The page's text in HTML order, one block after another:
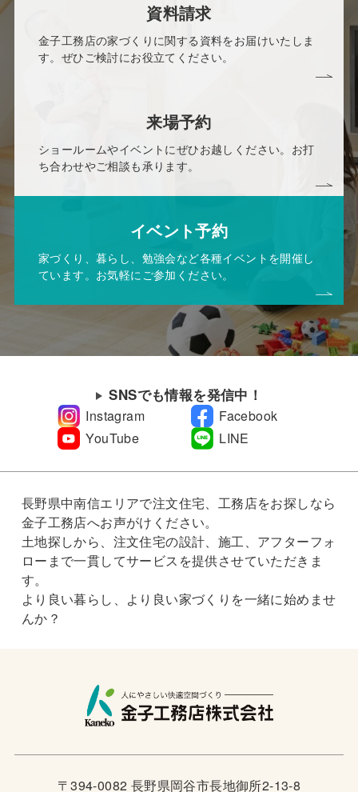
資料請求
金子工務店の家づくりに関する資料をお届けいたしま
す。ぜひご検討にお役立てください。
来場予約
ショールームやイベントにぜひお越しください。お打
ち合わせやご相談も承ります。
イベント予約
家づくり、暮らし、勉強会など各種イベントを開催し
ています。お気軽にご参加ください。
SNSでも情報を発信中！
Instagram
Facebook
YouTube
LINE
長野県中南信エリアで注文住宅、工務店をお探しなら
金子工務店へお声がけください。
土地探しから、注文住宅の設計、施工、アフターフォ
ローまで一貫してサービスを提供させていただきま
す。
より良い暮らし、より良い家づくりを一緒に始めませ
んか？
〒394-0082 長野県岡谷市長地御所2-13-8